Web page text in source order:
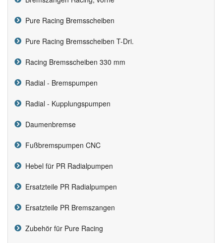
Pure Racing Bremsscheiben
Pure Racing Bremsscheiben T-Dri.
Racing Bremsscheiben 330 mm
Radial - Bremspumpen
Radial - Kupplungspumpen
Daumenbremse
Fußbremspumpen CNC
Hebel für PR Radialpumpen
Ersatzteile PR Radialpumpen
Ersatzteile PR Bremszangen
Zubehör für Pure Racing